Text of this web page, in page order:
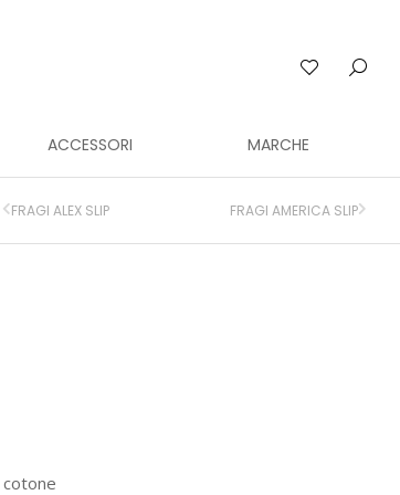
ACCESSORI MARCHE
FRAGI ALEX SLIP FRAGI AMERICA SLIP
cotone